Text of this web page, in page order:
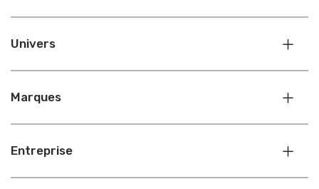
Univers
Marques
Entreprise